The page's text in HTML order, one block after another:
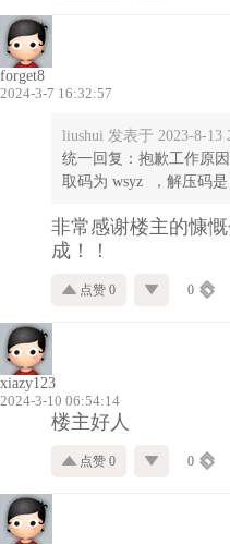
forget8
2024-3-7 16:32:57
liushui 发表于 2023-8-13
统一回复：抱歉工作原
取码为 wsyz ，解压码是
非常感谢楼主的慷
成！！
点赞 0 0
xiazy123
2024-3-10 06:54:14
楼主好人
点赞 0 0